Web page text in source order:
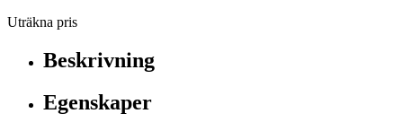
Uträkna pris
Beskrivning
Egenskaper